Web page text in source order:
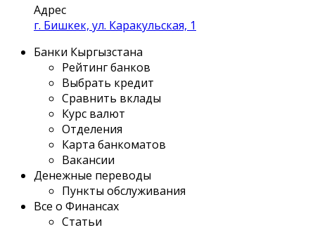
Адрес
г. Бишкек, ул. Каракульская, 1
Банки Кыргызстана
Рейтинг банков
Выбрать кредит
Сравнить вклады
Курс валют
Отделения
Карта банкоматов
Вакансии
Денежные переводы
Пункты обслуживания
Все о Финансах
Статьи